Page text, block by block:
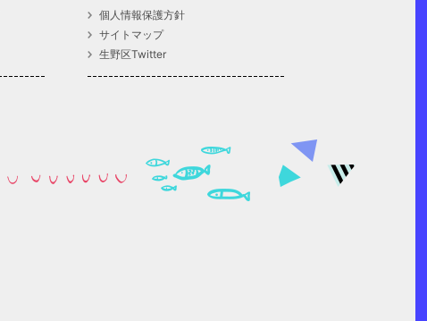
個人情報保護方針
サイトマップ
生野区Twitter